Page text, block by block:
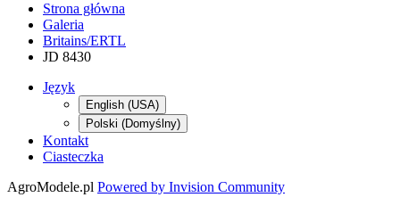
Strona główna
Galeria
Britains/ERTL
JD 8430
Język
English (USA)
Polski (Domyślny)
Kontakt
Ciasteczka
AgroModele.pl Powered by Invision Community